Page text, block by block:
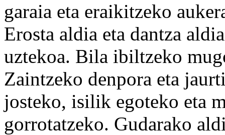
garaia eta eraikitzeko
Erosta aldia eta dantza
uztekoa. Bila ibiltzeko
Zaintzeko denpora eta
josteko, isilik egoteko eta
gorrotatzeko. Gudarako